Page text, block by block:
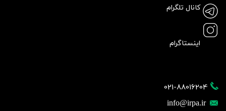
021-88016204
info@irpa.ir
کانال تلگرام
اینستاگرام